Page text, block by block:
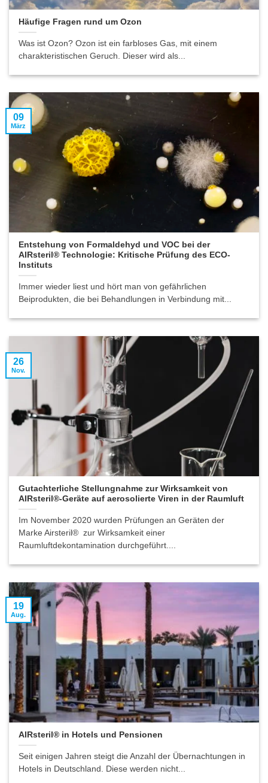
Häufige Fragen rund um Ozon
Was ist Ozon? Ozon ist ein farbloses Gas, mit einem
charakteristischen Geruch. Dieser wird als...
Entstehung von Formaldehyd und VOC bei der
AIRsteril® Technologie: Kritische Prüfung des ECO-
Instituts
Immer wieder liest und hört man von gefährlichen
Beiprodukten, die bei Behandlungen in Verbindung mit...
09
März
Gutachterliche Stellungnahme zur Wirksamkeit von
AIRsteril®-Geräte auf aerosolierte Viren in der Raumluft
Im November 2020 wurden Prüfungen an Geräten der
Marke Airsteril® zur Wirksamkeit einer
Raumluftdekontamination durchgeführt....
26
Nov.
AIRsteril® in Hotels und Pensionen
Seit einigen Jahren steigt die Anzahl der Übernachtungen in
Hotels in Deutschland. Diese werden nicht...
19
Aug.